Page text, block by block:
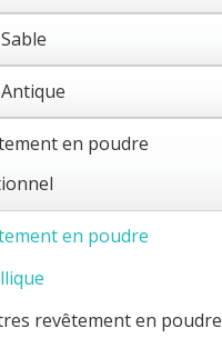
en poudre
en poudre
revêtement en poudre